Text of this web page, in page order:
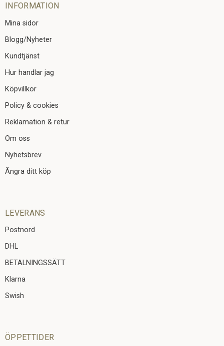
INFORMATION
Mina sidor
Blogg/Nyheter
Kundtjänst
Hur handlar jag
Köpvillkor
Policy & cookies
Reklamation & retur
Om oss
Nyhetsbrev
Ångra ditt köp
LEVERANS
Postnord
DHL
BETALNINGSSÄTT
Klarna
Swish
ÖPPETTIDER